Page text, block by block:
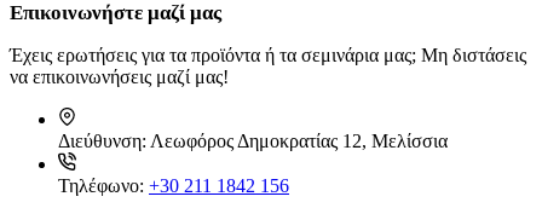
Επικοινωνήστε μαζί μας
Έχεις ερωτήσεις για τα προϊόντα ή τα σεμινάρια μας; Μη διστάσεις
να επικοινωνήσεις μαζί μας!
Διεύθυνση: Λεωφόρος Δημοκρατίας 12, Μελίσσια
Τηλέφωνο: +30 211 1842 156